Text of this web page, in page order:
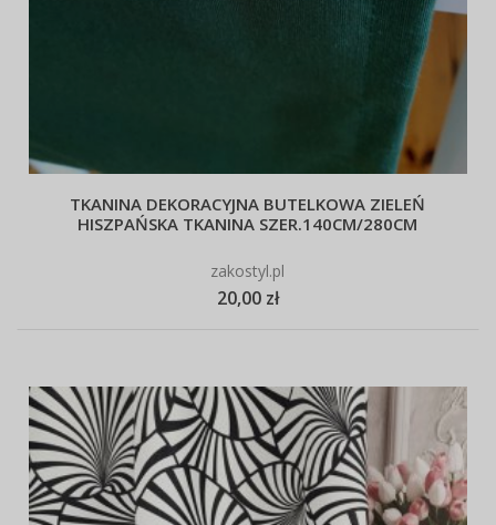
TKANINA DEKORACYJNA BUTELKOWA ZIELEŃ
HISZPAŃSKA TKANINA SZER.140CM/280CM
zakostyl.pl
20,00 zł